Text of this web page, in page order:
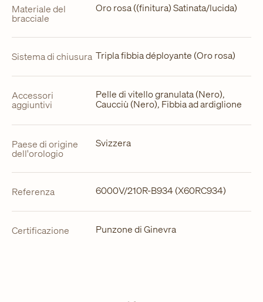
Materiale del
bracciale
Oro rosa ((finitura) Satinata/lucida)
Sistema di chiusura Tripla fibbia déployante (Oro rosa)
Accessori
aggiuntivi
Pelle di vitello granulata (Nero),
Caucciù (Nero), Fibbia ad ardiglione
Paese di origine
dell'orologio
Svizzera
Referenza 6000V/210R-B934 (X60RC934)
Certificazione Punzone di Ginevra